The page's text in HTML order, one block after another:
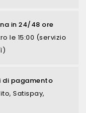
in 24/48 ore
le 15:00 (servizio
di pagamento
Satispay,